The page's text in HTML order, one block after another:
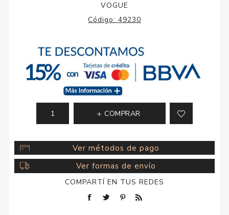
VOGUE
Código: 49230
COMPRAR
Ver métodos de pago
Ver formas de envío
COMPARTÍ EN TUS REDES